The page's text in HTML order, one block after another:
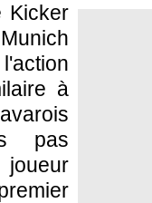
Kicker
à
pas
joueur